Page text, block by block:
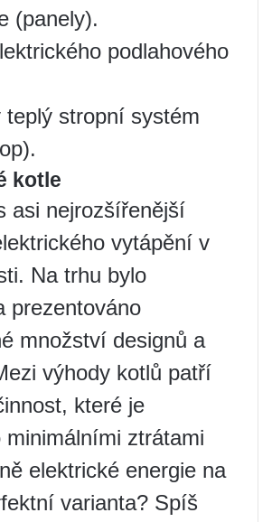
(panely).
podlahového
teplý stropní systém
kotle
asi nejrozšířenější
vytápění v
Na trhu bylo
prezentováno
množství designů a
výhody kotlů patří
které je
minimálními ztrátami
elektrické energie na
varianta? Spíš